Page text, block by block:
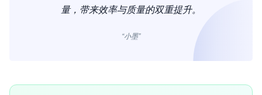
量，带来效率与质量的双重提升。
“小墨”